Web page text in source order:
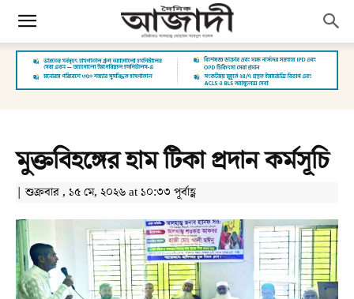
মুক্তবিহঙ্গের হাম টিকা প্রদান কর্মসূচি
| শুক্রবার , ১৫ মে, ২০২৬ at ১০:৩৩ পূর্বাহ্ণ